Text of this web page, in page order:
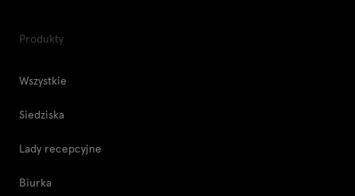
Produkty
Wszystkie
Siedziska
Lady recepcyjne
Biurka